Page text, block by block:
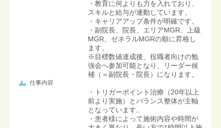
仕事内容
・教育に何よりも力を入れており、
スキルと給与が連動しています。
・キャリアアップ条件が明確です。
・副院長、院長、エリアMGR、上級
MGR、ゼネラルMGRの順に昇格し
ます。
※目標数値達成後、役職者向けの勉
強会へ参加可能となり、リーダー候
補（＝副院長・院長）になります。
・トリガーポイント治療（20年以上
前より実施）とバランス整体が主軸
となっています。
・患者様によって施術内容や時間が